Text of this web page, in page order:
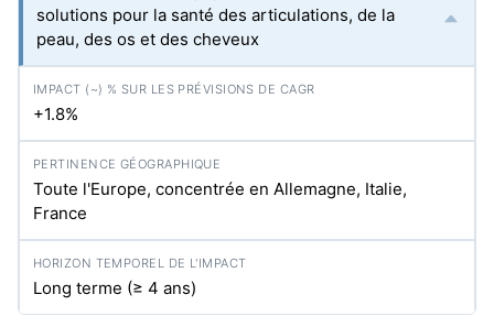
solutions pour la santé des articulations, de la
peau, des os et des cheveux
+1.8%
Toute l'Europe, concentrée en Allemagne, Italie,
France
Long terme (≥ 4 ans)